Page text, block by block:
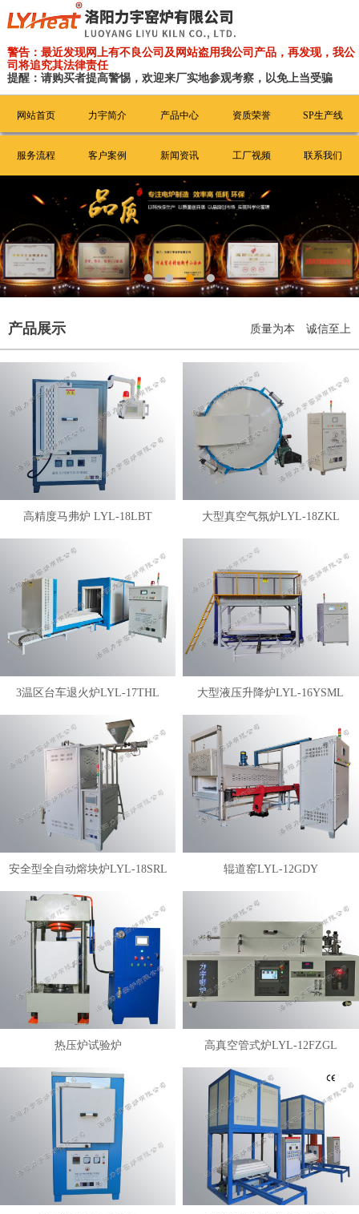
警告：最近发现网上有不良公司及网站盗用我公司产品，再发现，我公
司将追究其法律责任
提醒：请购买者提高警惕，欢迎来厂实地参观考察，以免上当受骗
网站首页 力宇简介 产品中心 资质荣誉 SP生产线
服务流程 客户案例 新闻资讯 工厂视频 联系我们
产品展示 质量为本 诚信至上
高精度马弗炉 LYL-18LBT 大型真空气氛炉LYL-18ZKL
3温区台车退火炉LYL-17THL 大型液压升降炉LYL-16YSML
安全型全自动熔块炉LYL-18SRL 辊道窑LYL-12GDY
热压炉试验炉 高真空管式炉LYL-12FZGL